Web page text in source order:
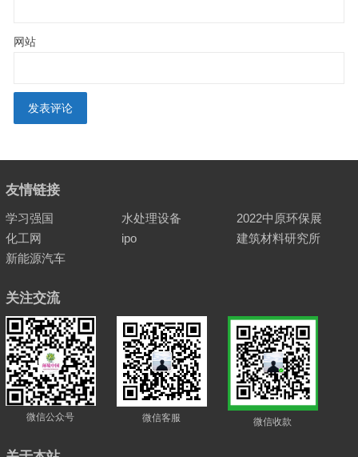
网站
友情链接
学习强国 水处理设备
2022中原环保展
化工网
ipo
建筑材料研究所
新能源汽车
关注交流
微信公众号 微信客服 微信收款